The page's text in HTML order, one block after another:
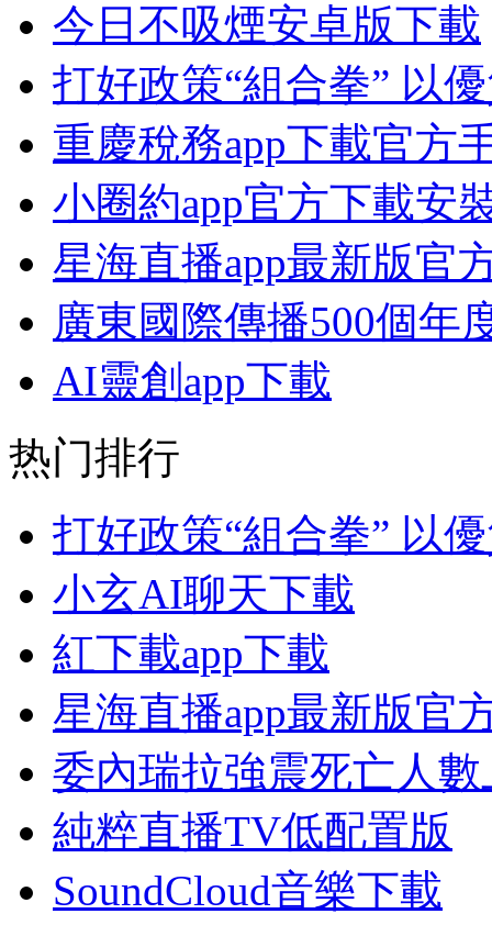
今日不吸煙安卓版下載
打好政策“組合拳” 以
重慶稅務app下載官方
小圈約app官方下載安
星海直播app最新版官
廣東國際傳播500個年
AI靈創app下載
热门排行
打好政策“組合拳” 以
小玄AI聊天下載
紅下載app下載
星海直播app最新版官
委內瑞拉強震死亡人數
純粹直播TV低配置版
SoundCloud音樂下載